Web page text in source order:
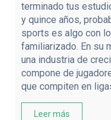
terminado tus
y quince años,
sports es algo con
familiarizado. En su
una industria de
compone de
que compiten en
Leer más